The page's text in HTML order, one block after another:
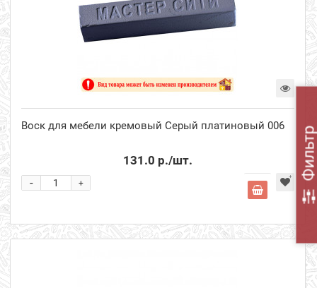
Воск для мебели кремовый Серый платиновый 006
131.0 р./шт.
+
-